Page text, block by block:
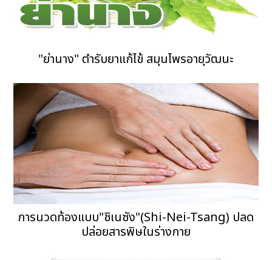
"ย่านาง" ตำรับยาแก้ไข้ สมุนไพรอายุวัฒนะ
การนวดท้องแบบ"ชิเนซัง"(Shi-Nei-Tsang) ปลด
ปล่อยสารพิษในร่างกาย